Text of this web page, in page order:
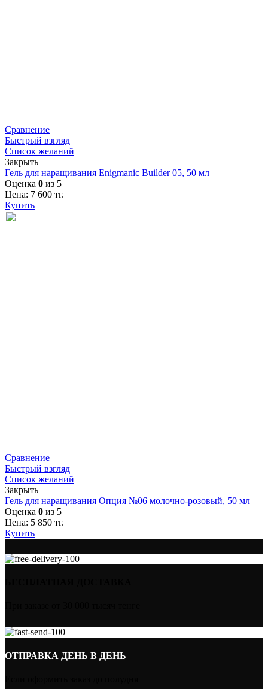
Сравнение
Быстрый взгляд
Список желаний
Закрыть
Гель для наращивания Enigmanic Builder 05, 50 мл
Оценка 0 из 5
Цена: 7 600 тг.
Купить
Сравнение
Быстрый взгляд
Список желаний
Закрыть
Гель для наращивания Опция №06 молочно-розовый, 50 мл
Оценка 0 из 5
Цена: 5 850 тг.
Купить
ОТПРАВКА ДЕНЬ В ДЕНЬ